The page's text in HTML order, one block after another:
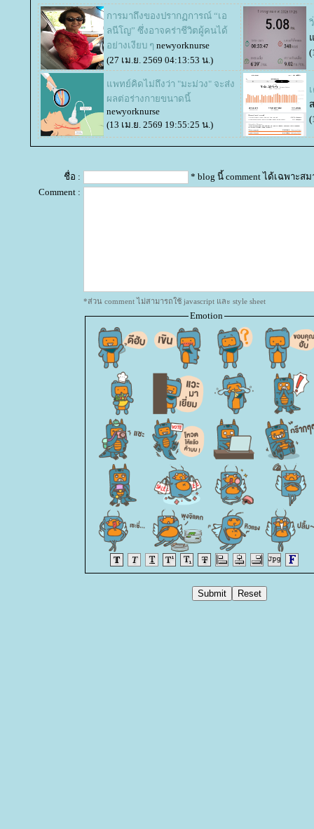
การมาถึงของปรากฏการณ์ “เอ
ลนีโญ” ซึ่งอาจคร่าชีวิตผู้คนได้
อย่างเงียบ ๆ newyorknurse
(27 เม.ย. 2569 04:13:53 น.)
พทย์คิดไม่ถึงว่า "มะม่วง" จะส่ง
ผลต่อร่างกายขนาดนี้
newyorknurse
(13 เม.ย. 2569 19:55:25 น.)
ชื่อ :
* blog นี้ comment ได้เฉพาะส
Comment :
*ส่วน comment ไม่สามารถใช้ javascript และ style sheet
Emotion